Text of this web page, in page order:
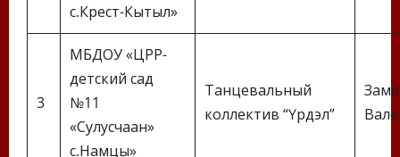
с.Крест-Кытыл»
3
МБДОУ «ЦРР-
детский сад
№11
«Сулусчаан»
с.Намцы»
Танцевальный
коллектив “Үрдэл”